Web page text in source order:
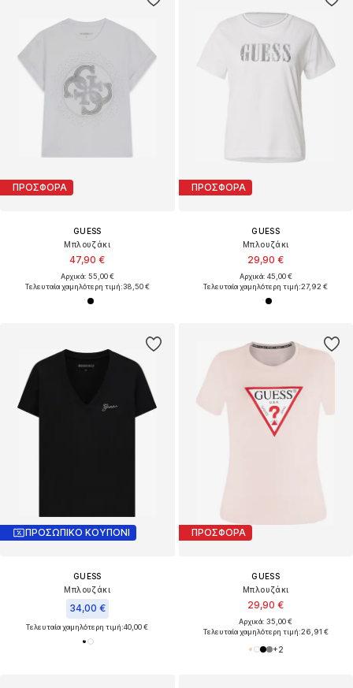
ΠΡΟΣΦΟΡΑ
GUESS
Μπλουζάκι
47,90 €
Αρχικά: 55,00 €
Τελευταία χαμηλότερη τιμή:38,50 €
ΠΡΟΣΦΟΡΑ
GUESS
Μπλουζάκι
29,90 €
Αρχικά: 45,00 €
Τελευταία χαμηλότερη τιμή:27,92 €
ΠΡΟΣΩΠΙΚΟ ΚΟΥΠΟΝΙ
GUESS
Μπλουζάκι
34,00 €
Τελευταία χαμηλότερη τιμή:40,00 €
ΠΡΟΣΦΟΡΑ
GUESS
Μπλουζάκι
29,90 €
Αρχικά: 35,00 €
Τελευταία χαμηλότερη τιμή:26,91 €
+2